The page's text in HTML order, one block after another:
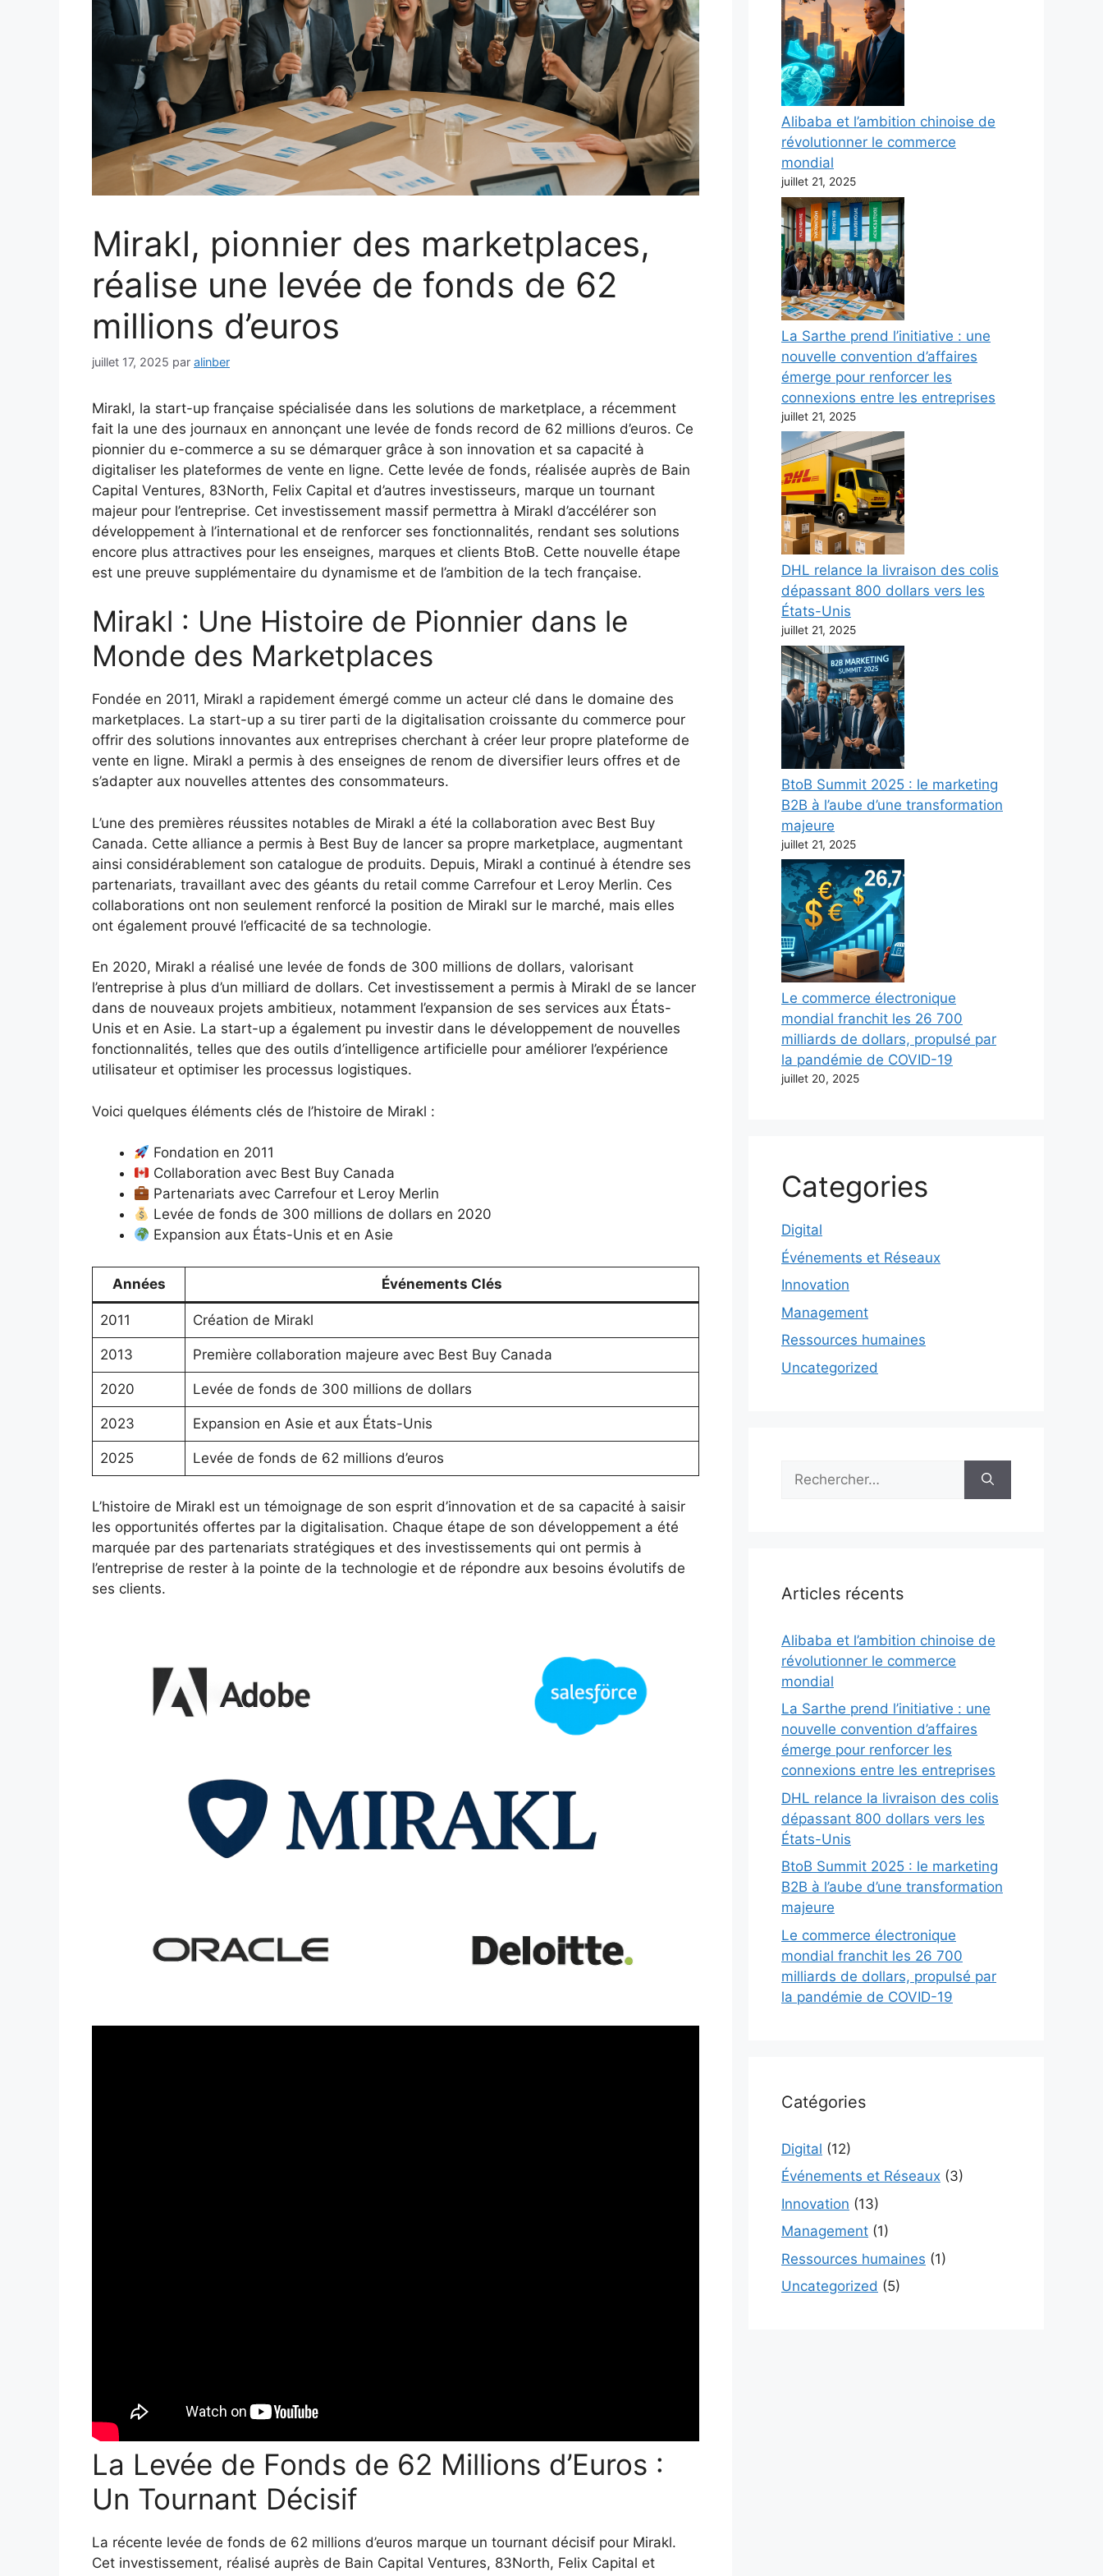
Mirakl, pionnier des marketplaces,
réalise une levée de fonds de 62
millions d’euros
juillet 17, 2025 par alinber
Mirakl, la start-up française spécialisée dans les solutions de marketplace, a récemment
fait la une des journaux en annonçant une levée de fonds record de 62 millions d’euros. Ce
pionnier du e-commerce a su se démarquer grâce à son innovation et sa capacité à
digitaliser les plateformes de vente en ligne. Cette levée de fonds, réalisée auprès de Bain
Capital Ventures, 83North, Felix Capital et d’autres investisseurs, marque un tournant
majeur pour l’entreprise. Cet investissement massif permettra à Mirakl d’accélérer son
développement à l’international et de renforcer ses fonctionnalités, rendant ses solutions
encore plus attractives pour les enseignes, marques et clients BtoB. Cette nouvelle étape
est une preuve supplémentaire du dynamisme et de l’ambition de la tech française.
Mirakl : Une Histoire de Pionnier dans le
Monde des Marketplaces
Fondée en 2011, Mirakl a rapidement émergé comme un acteur clé dans le domaine des
marketplaces. La start-up a su tirer parti de la digitalisation croissante du commerce pour
offrir des solutions innovantes aux entreprises cherchant à créer leur propre plateforme de
vente en ligne. Mirakl a permis à des enseignes de renom de diversifier leurs offres et de
s’adapter aux nouvelles attentes des consommateurs.
L’une des premières réussites notables de Mirakl a été la collaboration avec Best Buy
Canada. Cette alliance a permis à Best Buy de lancer sa propre marketplace, augmentant
ainsi considérablement son catalogue de produits. Depuis, Mirakl a continué à étendre ses
partenariats, travaillant avec des géants du retail comme Carrefour et Leroy Merlin. Ces
collaborations ont non seulement renforcé la position de Mirakl sur le marché, mais elles
ont également prouvé l’efficacité de sa technologie.
En 2020, Mirakl a réalisé une levée de fonds de 300 millions de dollars, valorisant
l’entreprise à plus d’un milliard de dollars. Cet investissement a permis à Mirakl de se lancer
dans de nouveaux projets ambitieux, notamment l’expansion de ses services aux États-
Unis et en Asie. La start-up a également pu investir dans le développement de nouvelles
fonctionnalités, telles que des outils d’intelligence artificielle pour améliorer l’expérience
utilisateur et optimiser les processus logistiques.
Voici quelques éléments clés de l’histoire de Mirakl :
Fondation en 2011
Collaboration avec Best Buy Canada
Partenariats avec Carrefour et Leroy Merlin
Levée de fonds de 300 millions de dollars en 2020
Expansion aux États-Unis et en Asie
Années Événements Clés
2011 Création de Mirakl
2013 Première collaboration majeure avec Best Buy Canada
2020 Levée de fonds de 300 millions de dollars
2023 Expansion en Asie et aux États-Unis
2025 Levée de fonds de 62 millions d’euros
L’histoire de Mirakl est un témoignage de son esprit d’innovation et de sa capacité à saisir
les opportunités offertes par la digitalisation. Chaque étape de son développement a été
marquée par des partenariats stratégiques et des investissements qui ont permis à
l’entreprise de rester à la pointe de la technologie et de répondre aux besoins évolutifs de
ses clients.
La Levée de Fonds de 62 Millions d’Euros :
Un Tournant Décisif
La récente levée de fonds de 62 millions d’euros marque un tournant décisif pour Mirakl.
Cet investissement, réalisé auprès de Bain Capital Ventures, 83North, Felix Capital et
Alibaba et l’ambition chinoise de
révolutionner le commerce
mondial
juillet 21, 2025
La Sarthe prend l’initiative : une
nouvelle convention d’affaires
émerge pour renforcer les
connexions entre les entreprises
juillet 21, 2025
DHL relance la livraison des colis
dépassant 800 dollars vers les
États-Unis
juillet 21, 2025
BtoB Summit 2025 : le marketing
B2B à l’aube d’une transformation
majeure
juillet 21, 2025
Le commerce électronique
mondial franchit les 26 700
milliards de dollars, propulsé par
la pandémie de COVID-19
juillet 20, 2025
Categories
Digital
Événements et Réseaux
Innovation
Management
Ressources humaines
Uncategorized
Articles récents
Alibaba et l’ambition chinoise de
révolutionner le commerce
mondial
La Sarthe prend l’initiative : une
nouvelle convention d’affaires
émerge pour renforcer les
connexions entre les entreprises
DHL relance la livraison des colis
dépassant 800 dollars vers les
États-Unis
BtoB Summit 2025 : le marketing
B2B à l’aube d’une transformation
majeure
Le commerce électronique
mondial franchit les 26 700
milliards de dollars, propulsé par
la pandémie de COVID-19
Catégories
Digital (12)
Événements et Réseaux (3)
Innovation (13)
Management (1)
Ressources humaines (1)
Uncategorized (5)